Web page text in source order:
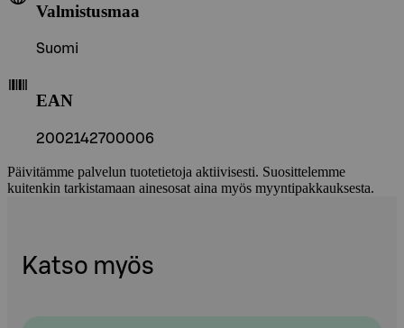
Valmistusmaa
Suomi
EAN
2002142700006
Päivitämme palvelun tuotetietoja aktiivisesti. Suosittelemme
kuitenkin tarkistamaan ainesosat aina myös myyntipakkauksesta.
Katso myös